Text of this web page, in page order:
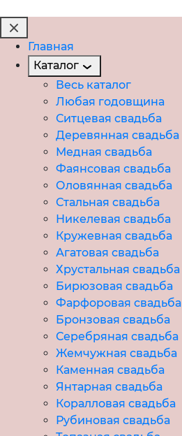
Главная
Каталог
Весь каталог
Любая годовщина
Ситцевая свадьба
Деревянная свадьба
Медная свадьба
Фаянсовая свадьба
Оловянная свадьба
Стальная свадьба
Никелевая свадьба
Кружевная свадьба
Агатовая свадьба
Хрустальная свадьба
Бирюзовая свадьба
Фарфоровая свадьба
Бронзовая свадьба
Серебряная свадьба
Жемчужная свадьба
Каменная свадьба
Янтарная свадьба
Коралловая свадьба
Рубиновая свадьба